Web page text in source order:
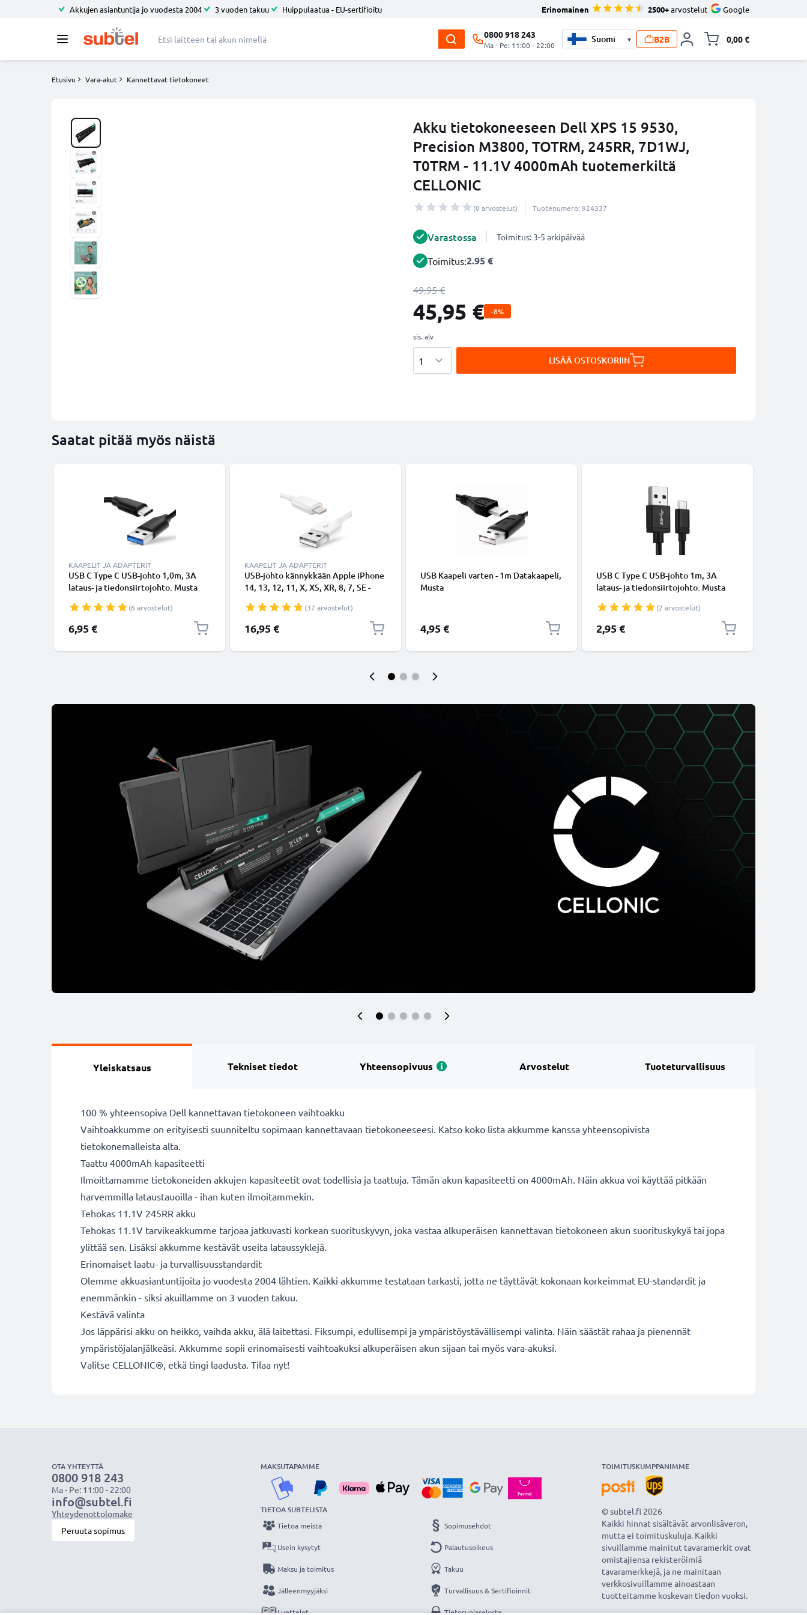
Akkujen asiantuntija jo vuodesta 2004 3 vuoden takuu Huippulaatua - EU-sertifioitu Erinomainen 2500+arvostelut Google
0800 918 243
Ma - Pe: 11:00 - 22:00
▾ B2B 0,00 €
Etusivu Vara-akut Kannettavat tietokoneet
Akku tietokoneeseen Dell XPS 15 9530,
Precision M3800, TOTRM, 245RR, 7D1WJ,
T0TRM - 11.1V 4000mAh tuotemerkiltä
CELLONIC
(0 arvostelut) Tuotenumero: 924337
Varastossa Toimitus: 3-5 arkipäivää
Toimitus:2.95 €
49,95 €
45,95 € -8%
sis. alv
LISÄÄ OSTOSKORIIN
Saatat pitää myös näistä
KAAPELIT JA ADAPTERIT
USB C Type C USB-johto 1,0m, 3A
lataus- ja tiedonsiirtojohto. Musta
USB-kaapeli
(6 arvostelut)
6,95 €
KAAPELIT JA ADAPTERIT
USB-johto kännykkään Apple iPhone
14, 13, 12, 11, X, XS, XR, 8, 7, SE -
Valkoinen datakaapeli(37 arvostelut)
16,95 €
USB Kaapeli varten - 1m Datakaapeli,
Musta
4,95 €
USB C Type C USB-johto 1m, 3A
lataus- ja tiedonsiirtojohto. Musta
USB-kaapeli
(2 arvostelut)
2,95 €
Yleiskatsaus Tekniset tiedot Yhteensopivuus Arvostelut Tuoteturvallisuus
100 % yhteensopiva Dell kannettavan tietokoneen vaihtoakku
Vaihtoakkumme on erityisesti suunniteltu sopimaan kannettavaan tietokoneeseesi. Katso koko lista akkumme kanssa yhteensopivista
tietokonemalleista alta.
Taattu 4000mAh kapasiteetti
Ilmoittamamme tietokoneiden akkujen kapasiteetit ovat todellisia ja taattuja. Tämän akun kapasiteetti on 4000mAh. Näin akkua voi käyttää pitkään
harvemmilla lataustauoilla - ihan kuten ilmoitammekin.
Tehokas 11.1V 245RR akku
Tehokas 11.1V tarvikeakkumme tarjoaa jatkuvasti korkean suorituskyvyn, joka vastaa alkuperäisen kannettavan tietokoneen akun suorituskykyä tai jopa
ylittää sen. Lisäksi akkumme kestävät useita lataussyklejä.
Erinomaiset laatu- ja turvallisuusstandardit
Olemme akkuasiantuntijoita jo vuodesta 2004 lähtien. Kaikki akkumme testataan tarkasti, jotta ne täyttävät kokonaan korkeimmat EU-standardit ja
enemmänkin - siksi akuillamme on 3 vuoden takuu.
Kestävä valinta
Jos läppärisi akku on heikko, vaihda akku, älä laitettasi. Fiksumpi, edullisempi ja ympäristöystävällisempi valinta. Näin säästät rahaa ja pienennät
ympäristöjalanjälkeäsi. Akkumme sopii erinomaisesti vaihtoakuksi alkuperäisen akun sijaan tai myös vara-akuksi.
Valitse CELLONIC®, etkä tingi laadusta. Tilaa nyt!
OTA YHTEYTTÄ
0800 918 243
Ma - Pe: 11:00 - 22:00
info@subtel.fi
Yhteydenottolomake
Peruuta sopimus
MAKSUTAPAMME
TIETOA SUBTELISTA
Tietoa meistä
Usein kysytyt
Maksu ja toimitus
Jälleenmyyjäksi
Luettelot
Sopimusehdot
Palautusoikeus
Takuu
Turvallisuus & Sertifioinnit
Tietosuojaseloste
TOIMITUSKUMPPANIMME
© subtel.fi 2026
Kaikki hinnat sisältävät arvonlisäveron,
mutta ei toimituskuluja. Kaikki
sivuillamme mainitut tavaramerkit ovat
omistajiensa rekisteröimiä
tavaramerkkejä, ja ne mainitaan
verkkosivuillamme ainoastaan
tuotteitamme koskevan tiedon vuoksi.